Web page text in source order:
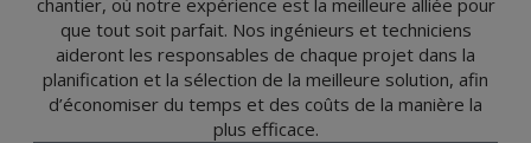
chantier, où notre expérience est la meilleure alliée pour
que tout soit parfait. Nos ingénieurs et techniciens
aideront les responsables de chaque projet dans la
planification et la sélection de la meilleure solution, afin
d’économiser du temps et des coûts de la manière la
plus efficace.